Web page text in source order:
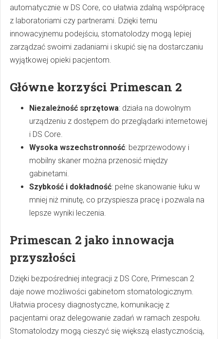
automatycznie w DS Core, co ułatwia zdalną współpracę
z laboratoriami czy partnerami. Dzięki temu
innowacyjnemu podejściu, stomatolodzy mogą lepiej
zarządzać swoimi zadaniami i skupić się na dostarczaniu
wyjątkowej opieki pacjentom.
Główne korzyści Primescan 2
Niezależność sprzętowa: działa na dowolnym
urządzeniu z dostępem do przeglądarki internetowej
i DS Core.
Wysoka wszechstronność: bezprzewodowy i
mobilny skaner można przenosić między
gabinetami.
Szybkość i dokładność: pełne skanowanie łuku w
mniej niż minutę, co przyspiesza pracę i pozwala na
lepsze wyniki leczenia.
Primescan 2 jako innowacja
przyszłości
Dzięki bezpośredniej integracji z DS Core, Primescan 2
daje nowe możliwości gabinetom stomatologicznym.
Ułatwia procesy diagnostyczne, komunikację z
pacjentami oraz delegowanie zadań w ramach zespołu.
Stomatolodzy mogą cieszyć się większą elastycznością,